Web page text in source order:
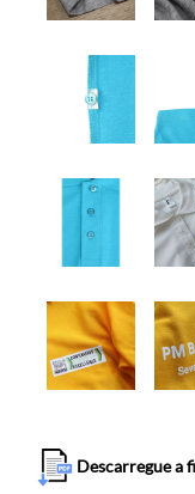
Descarregue a